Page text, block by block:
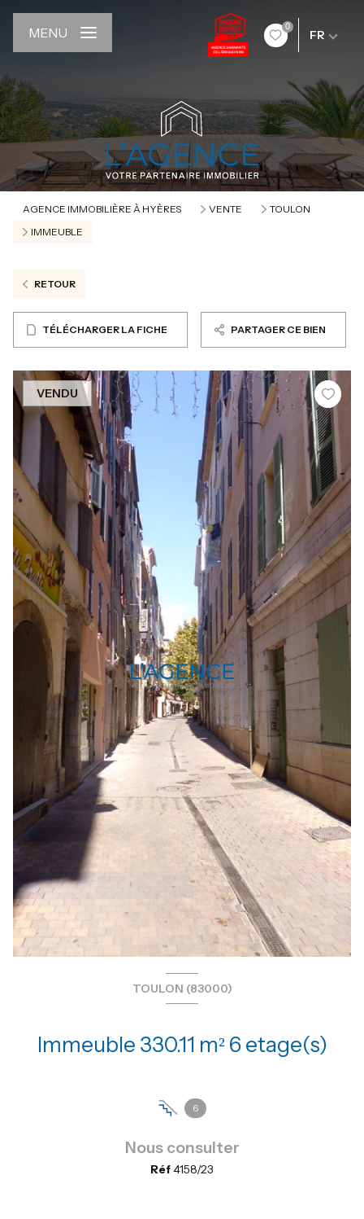
0
FR
MENU
AGENCE IMMOBILIÈRE À HYÈRES VENTE
TOULON
IMMEUBLE
RETOUR
TÉLÉCHARGER LA FICHE PARTAGER CE BIEN
VENDU
TOULON (83000)
Immeuble 330.11 m² 6 etage(s)
6
Nous consulter
Réf4158/23